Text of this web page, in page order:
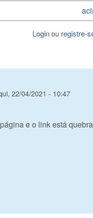
Loginou registre-
22/04/2021 - 10:47
e o link está